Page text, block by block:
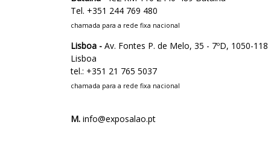
Tel. +351 244 769 480
chamada para a rede fixa nacional
Lisboa - Av. Fontes P. de Melo, 35 - 7ºD, 1050-118
Lisboa
tel.: +351 21 765 5037
chamada para a rede fixa nacional
M. info@exposalao.pt